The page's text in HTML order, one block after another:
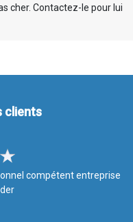
cher. Contactez-le pour lui
clients
de la toiture Équipe